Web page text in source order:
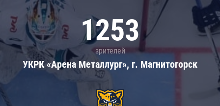
1253
зрителей
УКРК «Арена Металлург», г. Магнитогорск